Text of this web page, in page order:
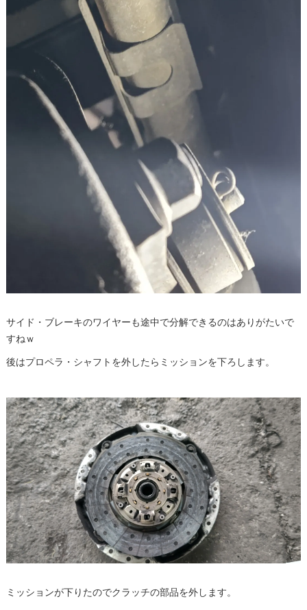
サイド・ブレーキのワイヤーも途中で分解できるのはありがたいで
すねｗ
後はプロペラ・シャフトを外したらミッションを下ろします。
ミッションが下りたのでクラッチの部品を外します。